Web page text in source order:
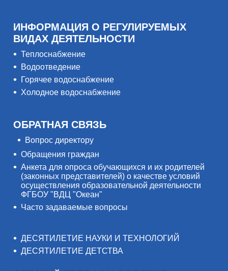
ИНФОРМАЦИЯ О РЕГУЛИРУЕМЫХ
ВИДАХ ДЕЯТЕЛЬНОСТИ
Теплоснабжение
Водоотведение
Горячее водоснабжение
Холодное водоснабжение
ОБРАТНАЯ СВЯЗЬ
Вопрос директору
Обращения граждан
Анкета для опроса обучающихся и их родителей
(законных представителей) о качестве условий
осуществления образовательной деятельности
ФГБОУ "ВДЦ "Океан"
Часто задаваемые вопросы
ДЕСЯТИЛЕТИЕ НАУКИ И ТЕХНОЛОГИЙ
ДЕСЯТИЛЕТИЕ ДЕТСТВА